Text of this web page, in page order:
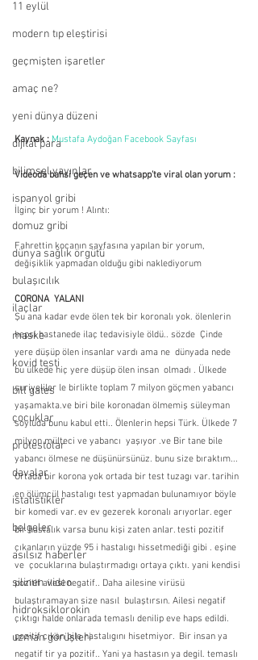
11 eylül
modern tıp eleştirisi
geçmişten işaretler
amaç ne?
yeni dünya düzeni
dijital para
bilimsel yayınlar
ispanyol gribi
domuz gribi
dünya sağlık örgütü
bulaşıcılık
ilaçlar
maske
kovid testi
bill gates
çocuklar
protestolar
davalar
istatistikler
belgeler
asılsız haberler
silinen video
hidroksiklorokin
uzman görüşleri
Kaynak : Mustafa Aydoğan Facebook Sayfası
Videoda bahsi geçen ve whatsapp'te viral olan yorum :
İlginç bir yorum ! Alıntı:
Fahrettin kocanın sayfasına yapılan bir yorum,
değişiklik yapmadan olduğu gibi naklediyorum
CORONA  YALANI
Şu ana kadar evde ölen tek bir koronalı yok. ölenlerin
hepsi hastanede ilaç tedavisiyle öldü.. sözde  Çinde
yere düşüp ölen insanlar vardı ama ne  dünyada nede
bu ülkede hiç yere düşüp ölen insan  olmadı . Ülkede
suriyeliler le birlikte toplam 7 milyon göçmen yabancı
yaşamakta.ve biri bile koronadan ölmemiş süleyman
soyluda bunu kabul etti.. Ölenlerin hepsi Türk. Ülkede 7
milyon mülteci ve yabancı  yaşıyor .ve Bir tane bile
yabancı ölmese ne düşünürsünüz. bunu size bıraktım...
Ortada bir korona yok ortada bir test tuzagı var. tarihin
en ölümcül hastalıgı test yapmadan bulunamıyor böyle
bir komedi var. ev ev gezerek koronalı arıyorlar. eger
bir hastalık varsa bunu kişi zaten anlar. testi pozitif
çıkanların yüzde 95 i hastalıgı hissetmediği gibi . eşine
ve  çocuklarına bulaştırmadıgı ortaya çıktı. yani kendisi
pozitif ailesi negatif.. Daha ailesine virüsü
bulaştıramayan size nasıl  bulaştırsın. Ailesi negatif
çıktıgı halde onlarada temaslı denilip eve haps edildi.
pozitif çıkan bile hastalıgını hisetmiyor.  Bir insan ya
negatif tir ya pozitif.. Yani ya hastasın ya degil. temaslı